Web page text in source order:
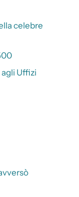
celebre
Uffizi